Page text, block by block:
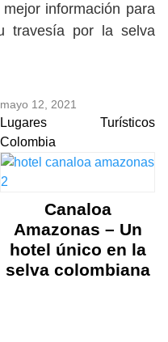
información para
travesía por la selva
mayo 12, 2021
Lugares Turísticos
Colombia
Canaloa
Amazonas – Un
hotel único en la
selva colombiana